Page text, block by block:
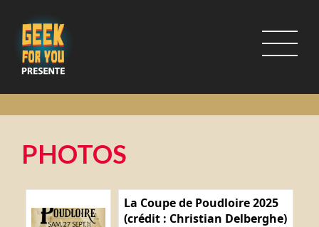
PHOTOS
La Coupe de Poudloire 2025
(crédit : Christian Delberghe)